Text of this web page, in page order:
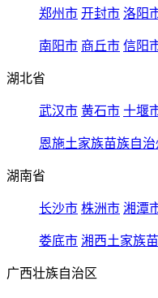
郑州市 开封市 洛阳
南阳市 商丘市 信阳
湖北省
武汉市 黄石市 十堰
恩施土家族苗族自治
湖南省
长沙市 株洲市 湘潭
娄底市 湘西土家族
广西壮族自治区